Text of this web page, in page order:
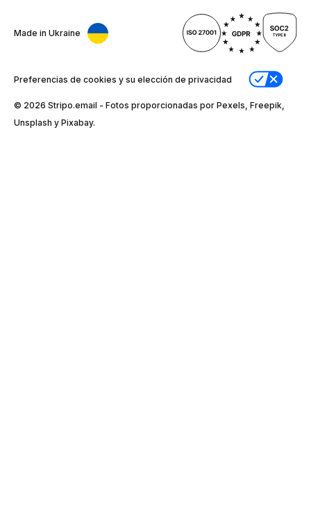
Made in Ukraine
Preferencias de cookies y su elección de privacidad
© 2026 Stripо.email - Fotos proporcionadas por Pexels, Freepik,
Unsplash y Pixabay.